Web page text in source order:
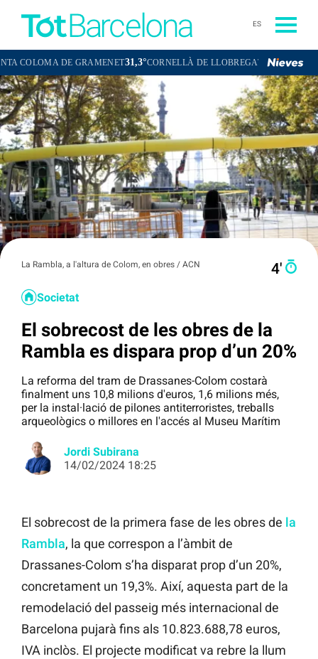
ES
DE GRAMENET31,3°CORNELLÀ DE LLOBREGAT32,2°SANT BOI DE
La Rambla, a l'altura de Colom, en obres / ACN 4′
Societat
El sobrecost de les obres de la
Rambla es dispara prop d’un 20%
La reforma del tram de Drassanes-Colom costarà
finalment uns 10,8 milions d'euros, 1,6 milions més,
per la instal·lació de pilones antiterroristes, treballs
arqueològics o millores en l'accés al Museu Marítim
Jordi Subirana
14/02/2024 18:25
El sobrecost de la primera fase de les obres de la
Rambla, la que correspon a l’àmbit de
Drassanes-Colom s’ha disparat prop d’un 20%,
concretament un 19,3%. Així, aquesta part de la
remodelació del passeig més internacional de
Barcelona pujarà fins als 10.823.688,78 euros,
IVA inclòs. El projecte modificat va rebre la llum